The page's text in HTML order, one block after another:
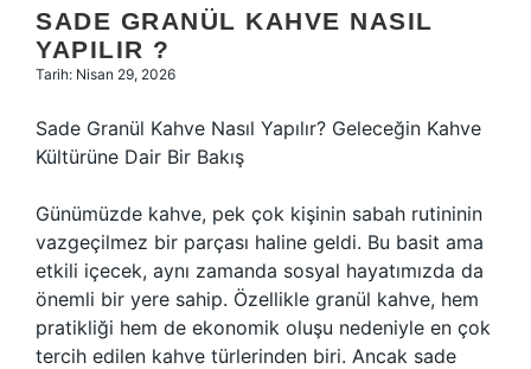
Hakkımızda
SADE GRANÜL KAHVE NASIL
YAPILIR ?
Tarih: Nisan 29, 2026
Sade Granül Kahve Nasıl Yapılır? Geleceğin Kahve
Kültürüne Dair Bir Bakış
Günümüzde kahve, pek çok kişinin sabah rutininin
vazgeçilmez bir parçası haline geldi. Bu basit ama
etkili içecek, aynı zamanda sosyal hayatımızda da
önemli bir yere sahip. Özellikle granül kahve, hem
pratikliği hem de ekonomik oluşu nedeniyle en çok
tercih edilen kahve türlerinden biri. Ancak sade